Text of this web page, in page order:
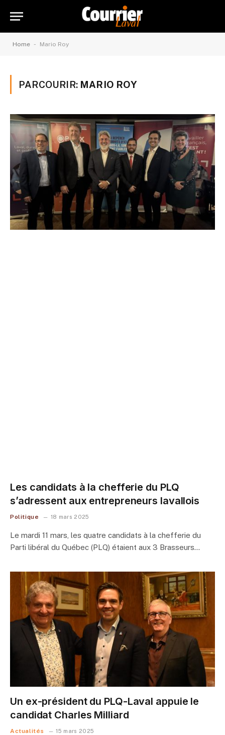
Home - Mario Roy
PARCOURIR: MARIO ROY
Les candidats à la chefferie du PLQ
s’adressent aux entrepreneurs lavallois
Politique 18 mars 2025
Le mardi 11 mars, les quatre candidats à la chefferie du
Parti libéral du Québec (PLQ) étaient aux 3 Brasseurs…
Un ex-président du PLQ-Laval appuie le
candidat Charles Milliard
Actualités 15 mars 2025